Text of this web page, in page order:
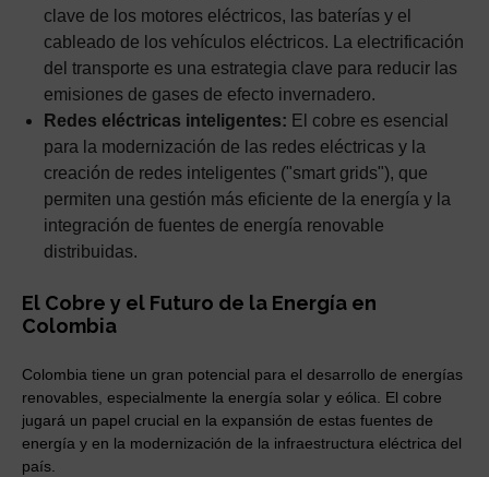
clave de los motores eléctricos, las baterías y el
cableado de los vehículos eléctricos. La electrificación
del transporte es una estrategia clave para reducir las
emisiones de gases de efecto invernadero.
Redes eléctricas inteligentes: El cobre es esencial
para la modernización de las redes eléctricas y la
creación de redes inteligentes ("smart grids"), que
permiten una gestión más eficiente de la energía y la
integración de fuentes de energía renovable
distribuidas.
El Cobre y el Futuro de la Energía en
Colombia
Colombia tiene un gran potencial para el desarrollo de energías
renovables, especialmente la energía solar y eólica. El cobre
jugará un papel crucial en la expansión de estas fuentes de
energía y en la modernización de la infraestructura eléctrica del
país.